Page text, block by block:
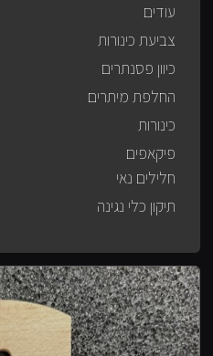
עודים
צביעת כינורות
כיוון פסנתרים
החלפת מיתרים
כינורות
פיקאפים
חלילים נאי
תיקון כלי נגינה